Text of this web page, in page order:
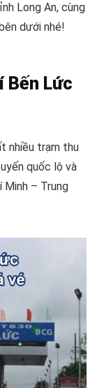
Long An, cùng
dưới nhé!
Bến Lức
nhiều trạm thu
quốc lộ và
– Trung